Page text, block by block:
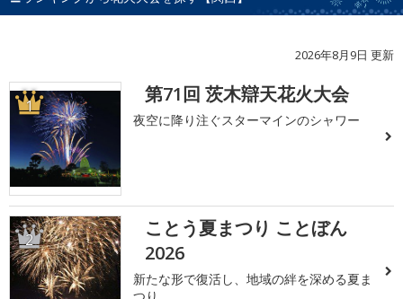
2026年8月9日 更新
1 第71回 茨木辯天花火大会
夜空に降り注ぐスターマインのシャワー
2
ことう夏まつり ことぼん
2026
新たな形で復活し、地域の絆を深める夏ま